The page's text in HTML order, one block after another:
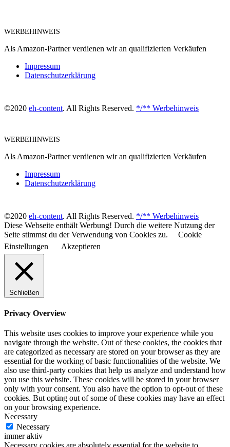
WERBEHINWEIS
Als Amazon-Partner verdienen wir an qualifizierten Verkäufen
Impressum
Datenschutzerklärung
©2020 eh-content. All Rights Reserved. */** Werbehinweis
WERBEHINWEIS
Als Amazon-Partner verdienen wir an qualifizierten Verkäufen
Impressum
Datenschutzerklärung
©2020 eh-content. All Rights Reserved. */** Werbehinweis
Diese Webseite enthält Werbung! Durch die weitere Nutzung der
Seite stimmst du der Verwendung von Cookies zu.
Cookie
Einstellungen
Akzeptieren
Schließen
Privacy Overview
This website uses cookies to improve your experience while you
navigate through the website. Out of these cookies, the cookies that
are categorized as necessary are stored on your browser as they are
essential for the working of basic functionalities of the website. We
also use third-party cookies that help us analyze and understand how
you use this website. These cookies will be stored in your browser
only with your consent. You also have the option to opt-out of these
cookies. But opting out of some of these cookies may have an effect
on your browsing experience.
Necessary
Necessary
immer aktiv